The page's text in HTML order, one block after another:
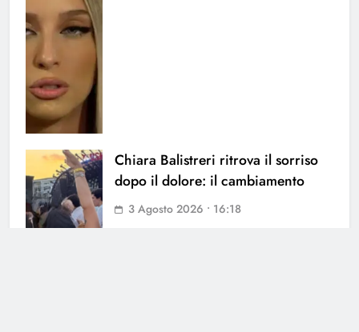
Chiara Balistreri ritrova il sorriso
dopo il dolore: il cambiamento
3 Agosto 2026 • 16:18